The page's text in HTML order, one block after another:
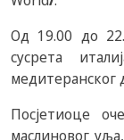
Од 19.00 до
сусрета
медитеранског
Посјетиоце
маслиновог